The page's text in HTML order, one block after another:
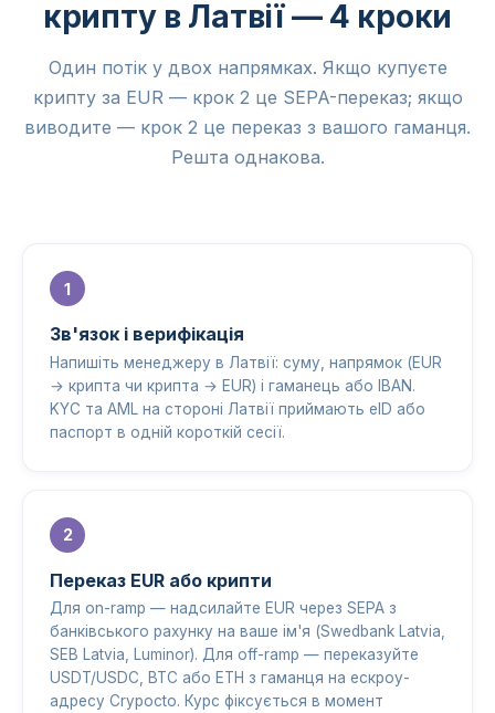
крипту в Латвії — 4 кроки
Один потік у двох напрямках. Якщо купуєте
крипту за EUR — крок 2 це SEPA-переказ; якщо
виводите — крок 2 це переказ з вашого гаманця.
Решта однакова.
Зв'язок і верифікація
Напишіть менеджеру в Латвії: суму, напрямок (EUR
→ крипта чи крипта → EUR) і гаманець або IBAN.
KYC та AML на стороні Латвії приймають eID або
паспорт в одній короткій сесії.
Переказ EUR або крипти
Для on-ramp — надсилайте EUR через SEPA з
банківського рахунку на ваше ім'я (Swedbank Latvia,
SEB Latvia, Luminor). Для off-ramp — переказуйте
USDT/USDC, BTC або ETH з гаманця на ескроу-
адресу Crypocto. Курс фіксується в момент